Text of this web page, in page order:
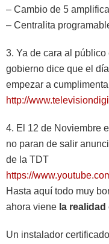
– Cambio de 5
– Centralita
3. Ya de cara al público
gobierno dice que el
empezar a
http://
4. El 12 de Noviembre
no paran de salir
de la TDT
https://
Hasta aquí todo muy
ahora viene la
Un instalador